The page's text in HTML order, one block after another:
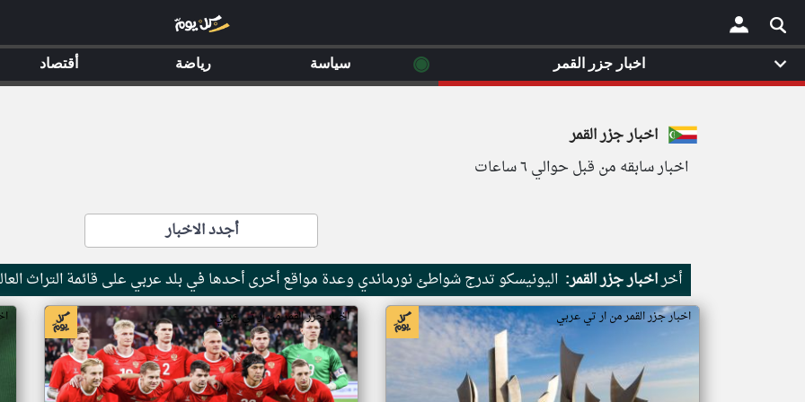
×
اخبار جزر القمر
اخبار سابقه من قبل حوالي ٦ ساعات
أجدد الاخبار
أخراخبار جزر القمر: اليونيسكو تدرج شواطئ نورماندي وعدة مواقع أخرى أحدها في بلد عربي على قائمة التراث
اخبار جزر القمر من ار تي عربي اخبار جزر القمر من ار تي عربي
اخبار جزر القمر ◉ سياسة رياضة أقتصاد